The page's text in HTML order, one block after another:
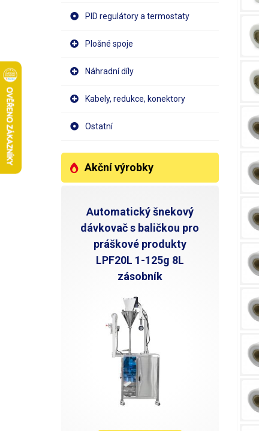
PID regulátory a termostaty
Plošné spoje
Náhradní díly
Kabely, redukce, konektory
Ostatní
Akční výrobky
Automatický šnekový
dávkovač s baličkou pro
práškové produkty
LPF20L 1-125g 8L
zásobník